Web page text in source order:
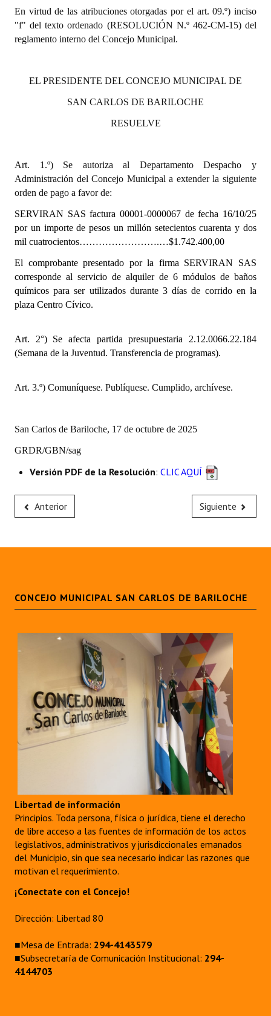
Informes de Unidad Coordinadora
Ejecución Presupuestaria
NORMATIVA
Resoluciones
Resoluciones de Presidencia
INSTITUCIONAL
Antiguos Pobladores
Noticias Destacadas
Registros y Distinciones
Premio al Mérito - Registro
Mujeres que Dejaron Huellas - Registro
Ciudadano Ilustre - Registro
Antiguos Pobladores - Registro
REFORMA DE LA CARTA ORGÁNICA
En virtud de las atribuciones otorgadas por el art. 09.º) inciso
"f" del texto ordenado (RESOLUCIÓN N.º 462-CM-15) del
reglamento interno del Concejo Municipal.
EL PRESIDENTE DEL CONCEJO MUNICIPAL DE
SAN CARLOS DE BARILOCHE
RESUELVE
Art. 1.º) Se autoriza al Departamento Despacho y
Administración del Concejo Municipal a extender la siguiente
orden de pago a favor de:
SERVIRAN SAS factura 00001-0000067 de fecha 16/10/25
por un importe de pesos un millón setecientos cuarenta y dos
mil cuatrocientos…………………….…$1.742.400,00
El comprobante presentado por la firma SERVIRAN SAS
corresponde al servicio de alquiler de 6 módulos de baños
químicos para ser utilizados durante 3 días de corrido en la
plaza Centro Cívico.
Art. 2°) Se afecta partida presupuestaria 2.12.0066.22.184
(Semana de la Juventud. Transferencia de programas).
Art. 3.º) Comuníquese. Publíquese. Cumplido, archívese.
San Carlos de Bariloche, 17 de octubre de 2025
GRDR/GBN/sag
Versión PDF de la Resolución: CLIC AQUÍ
Anterior Siguiente
CONCEJO MUNICIPAL SAN CARLOS DE BARILOCHE
Libertad de información
Principios. Toda persona, física o jurídica, tiene el derecho
de libre acceso a las fuentes de información de los actos
legislativos, administrativos y jurisdiccionales emanados
del Municipio, sin que sea necesario indicar las razones que
motivan el requerimiento.
¡Conectate con el Concejo!
Dirección: Libertad 80
■Mesa de Entrada: 294-4143579
■Subsecretaría de Comunicación Institucional: 294-
4144703